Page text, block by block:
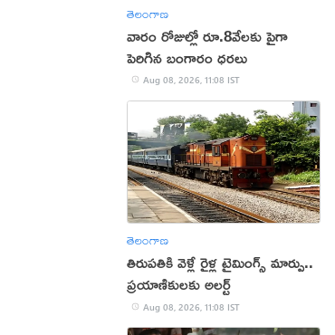
తెలంగాణ
వారం రోజుల్లో రూ.8వేలకు పైగా
పెరిగిన బంగారం ధరలు
Aug 08, 2026, 11:08 IST
తెలంగాణ
తిరుపతికి వెళ్లే రైళ్ల టైమింగ్స్ మార్పు..
ప్రయాణికులకు అలర్ట్
Aug 08, 2026, 11:08 IST